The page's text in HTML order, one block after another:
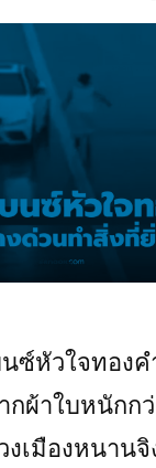
ซ์หัวใจทองค
ผ้าใบหนักกว่
เมืองหนาน